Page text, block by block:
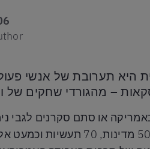
06
תערובת של אנשי
– מהגורדי שחקים של
או סתם סקרנים לגבי
האמריקאית משתרעת על